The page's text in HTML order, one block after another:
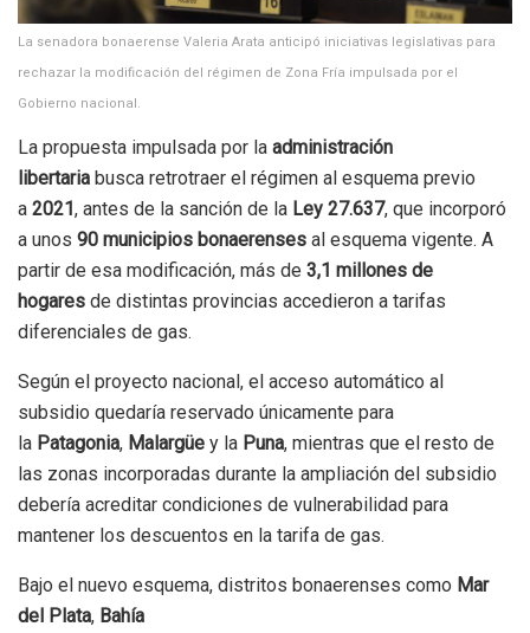
La senadora bonaerense Valeria Arata anticipó iniciativas legislativas para
rechazar la modificación del régimen de Zona Fría impulsada por el
Gobierno nacional.
La propuesta impulsada por la administración
libertaria busca retrotraer el régimen al esquema previo
a 2021, antes de la sanción de la Ley 27.637, que incorporó
a unos 90 municipios bonaerenses al esquema vigente. A
partir de esa modificación, más de 3,1 millones de
hogares de distintas provincias accedieron a tarifas
diferenciales de gas.
Según el proyecto nacional, el acceso automático al
subsidio quedaría reservado únicamente para
la Patagonia, Malargüe y la Puna, mientras que el resto de
las zonas incorporadas durante la ampliación del subsidio
debería acreditar condiciones de vulnerabilidad para
mantener los descuentos en la tarifa de gas.
Bajo el nuevo esquema, distritos bonaerenses como Mar
del Plata, Bahía